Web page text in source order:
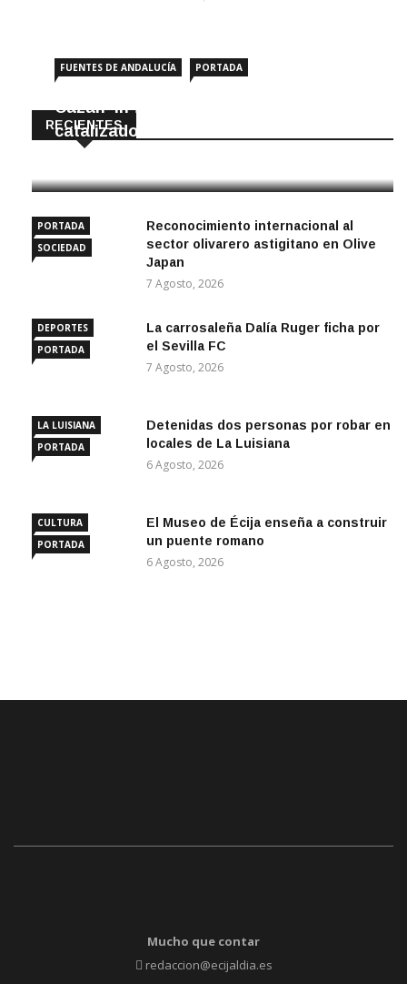
RECIENTES
FUENTES DE ANDALUCÍA PORTADA
Cazan ‘in fraganti’ a ladrones de
catalizadores
PORTADA
SOCIEDAD
Reconocimiento internacional al
sector olivarero astigitano en Olive
Japan
7 Agosto, 2026
DEPORTES
PORTADA
La carrosaleña Dalía Ruger ficha por
el Sevilla FC
7 Agosto, 2026
LA LUISIANA
PORTADA
Detenidas dos personas por robar en
locales de La Luisiana
6 Agosto, 2026
CULTURA
PORTADA
El Museo de Écija enseña a construir
un puente romano
6 Agosto, 2026
Mucho que contar
redaccion@ecijaldia.es